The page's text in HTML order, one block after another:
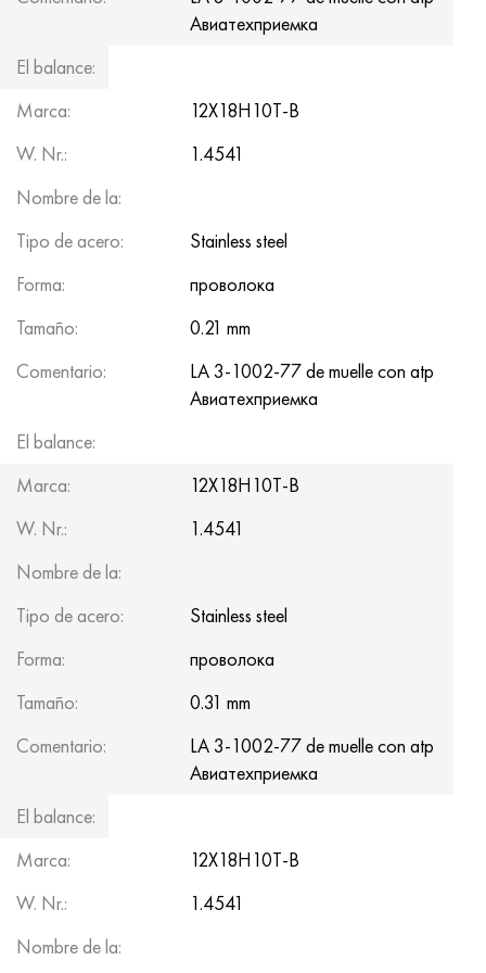
Авиатеxприемка
El balance:
Marca:
12Х18Н10Т-В
W. Nr.:
1.4541
Nombre de la:
Tipo de acero:
Stainless steel
Forma:
проволока
Tamaño:
0.21 mm
Comentario:
LA 3-1002-77 de muelle con atp
Авиатеxприемка
El balance:
Marca:
12Х18Н10Т-В
W. Nr.:
1.4541
Nombre de la:
Tipo de acero:
Stainless steel
Forma:
проволока
Tamaño:
0.31 mm
Comentario:
LA 3-1002-77 de muelle con atp
Авиатеxприемка
El balance:
Marca:
12Х18Н10Т-В
W. Nr.:
1.4541
Nombre de la:
Hastelloy C2000
Hastelloy 3
udimet 500
udimet 720
40XFA, 1.7223, AISI 4142
45X, 45h, 1.7035
45HN2MFA, k2425, 45hnmf